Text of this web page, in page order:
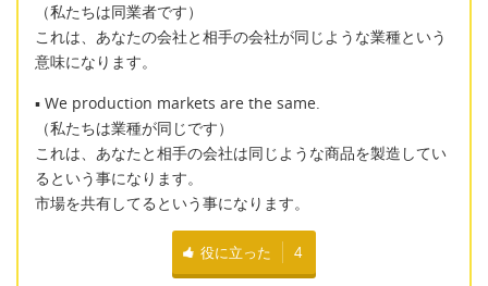
（私たちは同業者です）
これは、あなたの会社と相手の会社が同じような業種という
意味になります。
▪ We production markets are the same.
（私たちは業種が同じです）
これは、あなたと相手の会社は同じような商品を製造してい
るという事になります。
市場を共有してるという事になります。
役に立った 4